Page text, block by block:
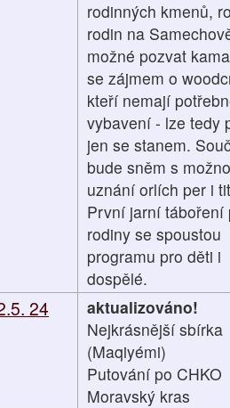
rodinných kmenů,
rodin na
možné pozvat
se zájmem o
kteří nemají
vybavení - lze tedy
jen se stanem.
bude sněm s
uznání orlích per i
První jarní táboření
rodiny se spoustou
programu pro děti i
dospělé.
24
aktualizováno!
Nejkrásnější sbírka
(Maqiyémi)
Putování po CHKO
Moravský kras